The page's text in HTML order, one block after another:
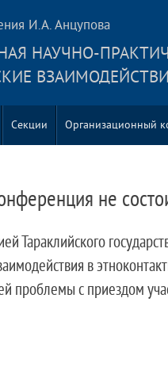
И.А. Анцупова
НАУЧНО-
Секции Организационный
не
Тараклийского
в
проблемы с приездом